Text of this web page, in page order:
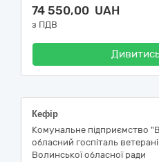
74 550,00 UAH
з ПДВ
Кефір
Комунальне підприємство
обласний госпіталь
Волинської обласної ради